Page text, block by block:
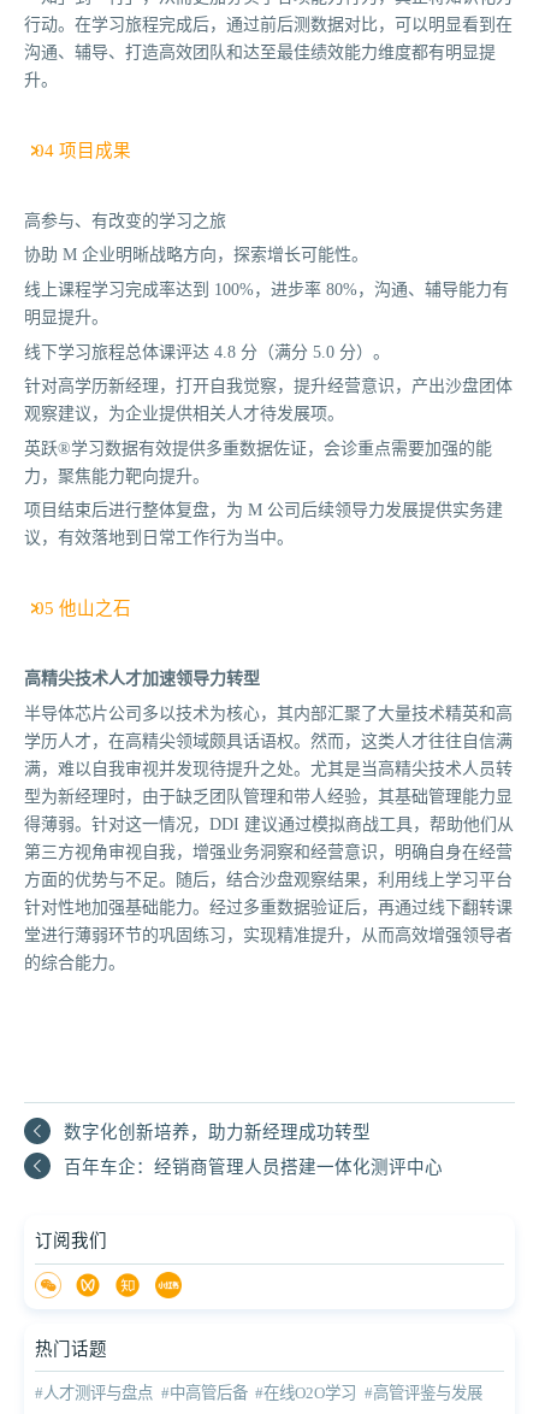
行动。在学习旅程完成后，通过前后测数据对比，可以明显看到在
沟通、辅导、打造高效团队和达至最佳绩效能力维度都有明显提
升。
04 项目成果
高参与、有改变的学习之旅
协助 M 企业明晰战略方向，探索增长可能性。
线上课程学习完成率达到 100%，进步率 80%，沟通、辅导能力有
明显提升。
线下学习旅程总体课评达 4.8 分（满分 5.0 分）。
针对高学历新经理，打开自我觉察，提升经营意识，产出沙盘团体
观察建议，为企业提供相关人才待发展项。
英跃®学习数据有效提供多重数据佐证，会诊重点需要加强的能
力，聚焦能力靶向提升。
项目结束后进行整体复盘，为 M 公司后续领导力发展提供实务建
议，有效落地到日常工作行为当中。
05 他山之石
高精尖技术人才加速领导力转型
半导体芯片公司多以技术为核心，其内部汇聚了大量技术精英和高
学历人才，在高精尖领域颇具话语权。然而，这类人才往往自信满
满，难以自我审视并发现待提升之处。尤其是当高精尖技术人员转
型为新经理时，由于缺乏团队管理和带人经验，其基础管理能力显
得薄弱。针对这一情况，DDI 建议通过模拟商战工具，帮助他们从
第三方视角审视自我，增强业务洞察和经营意识，明确自身在经营
方面的优势与不足。随后，结合沙盘观察结果，利用线上学习平台
针对性地加强基础能力。经过多重数据验证后，再通过线下翻转课
堂进行薄弱环节的巩固练习，实现精准提升，从而高效增强领导者
的综合能力。
数字化创新培养，助力新经理成功转型
百年车企：经销商管理人员搭建一体化测评中心
订阅我们
热门话题
#人才测评与盘点 #中高管后备 #在线O2O学习 #高管评鉴与发展